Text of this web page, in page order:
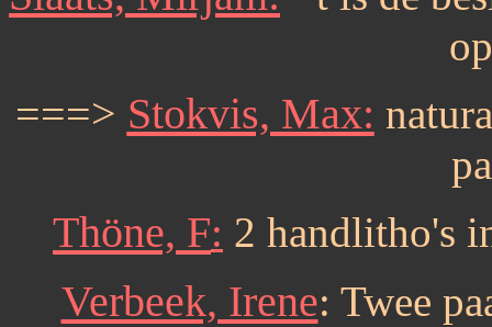
===> Stokvis, Max:
Thöne, F: 2 handlitho's
Verbeek, Irene: Twee